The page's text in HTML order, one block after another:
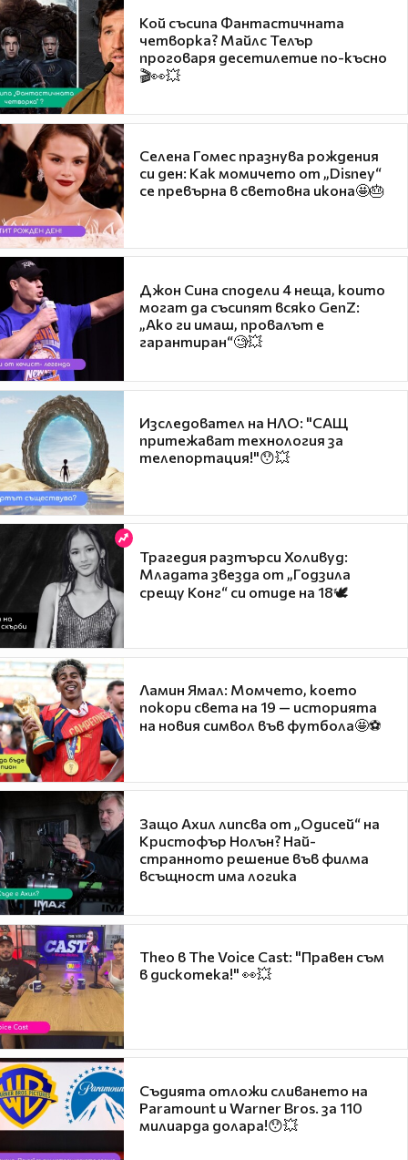
Кой съсипа Фантастичната
четворка? Майлс Телър
проговаря десетилетие по-късно
🎬👀💥
Селена Гомес празнува рождения
си ден: Как момичето от „Disney“
се превърна в световна икона🤩🎂
Джон Сина сподели 4 неща, които
могат да съсипят всяко GenZ:
„Ако ги имаш, провалът е
гарантиран“🧐💥
Изследовател на НЛО: "САЩ
притежават технология за
телепортация!"😯💥
Трагедия разтърси Холивуд:
Младата звезда от „Годзила
срещу Конг“ си отиде на 18🕊️
Ламин Ямал: Момчето, което
покори света на 19 — историята
на новия символ във футбола🤩⚽
Защо Ахил липсва от „Одисей“ на
Кристофър Нолън? Най-
странното решение във филма
всъщност има логика
Theo в The Voice Cast: "Правен съм
в дискотека!" 👀💥
Съдията отложи сливането на
Paramount и Warner Bros. за 110
милиарда долара!😯💥